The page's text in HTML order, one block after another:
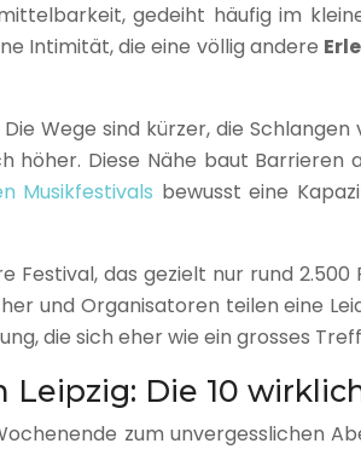
gedeiht häufig im
Intimität, die eine völlig andere
Wege sind kürzer, die
Diese Nähe baut
Musikfestivals bewusst eine
Festival, das gezielt nur rund
und Organisatoren teilen eine
die sich eher wie ein grosses
Leipzig: Die 10
zum unvergesslichen